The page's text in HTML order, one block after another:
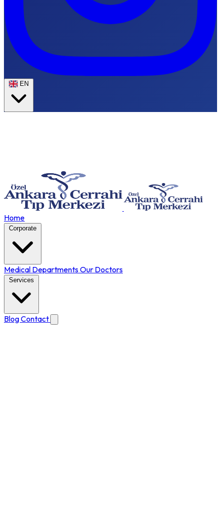
EN
Home
Corporate
Medical DepartmentsOur Doctors
Services
BlogContact